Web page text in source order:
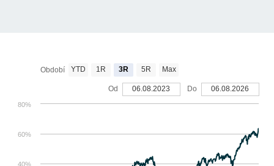
40%
60%
80%
Období YTD 1R 3R 5R Max
Od 06.08.2023 Do 06.08.2026